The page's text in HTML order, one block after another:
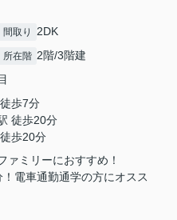
間取り 2DK
所在階 2階/3階建
徒歩7分
徒歩20分
徒歩20分
ミリーにおすすめ！
電車通勤通学の方にオスス